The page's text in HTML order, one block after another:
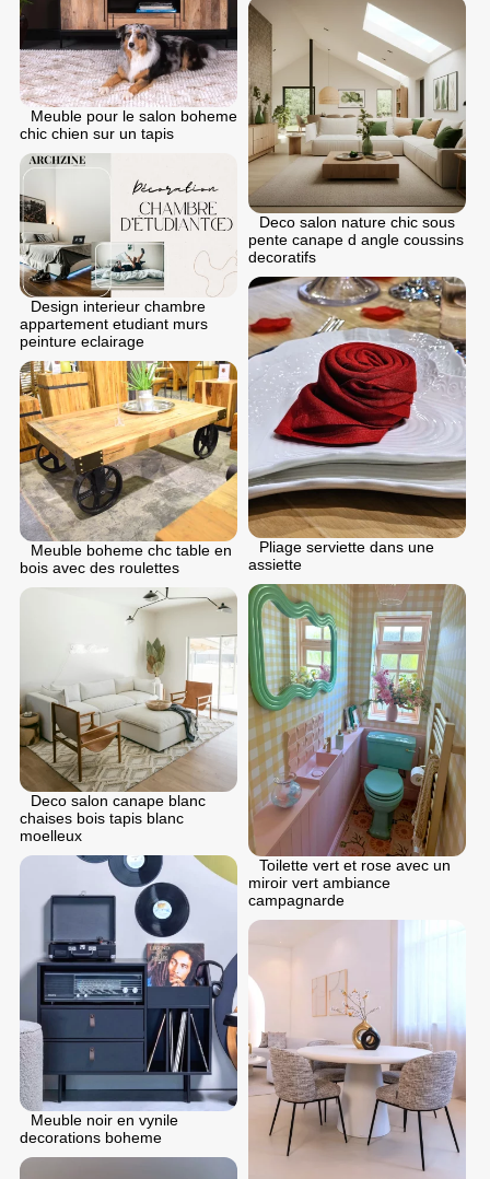
Meuble pour le salon boheme
chic chien sur un tapis
Deco salon nature chic sous
pente canape d angle coussins
decoratifs
Design interieur chambre
appartement etudiant murs
peinture eclairage
Pliage serviette dans une
assiette
Meuble boheme chc table en
bois avec des roulettes
Toilette vert et rose avec un
miroir vert ambiance
campagnarde
Deco salon canape blanc
chaises bois tapis blanc
moelleux
Meuble noir en vynile
decorations boheme